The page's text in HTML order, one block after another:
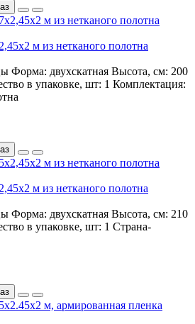
м из нетканого полотна
Форма: двухскатная Высота, см: 200
в упаковке, шт: 1 Комплектация:
м из нетканого полотна
Форма: двухскатная Высота, см: 210
в упаковке, шт: 1 Страна-